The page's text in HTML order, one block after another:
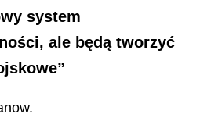
system
ale będą tworzyć